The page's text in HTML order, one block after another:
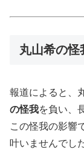
丸山希の怪
報道によると、
の怪我を負い、
この怪我の影響
叶いませんでし